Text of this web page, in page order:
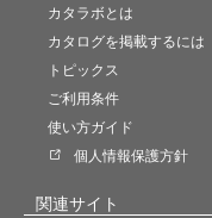
カタラボとは
カタログを掲載するには
トピックス
ご利用条件
使い方ガイド
個人情報保護方針
関連サイト